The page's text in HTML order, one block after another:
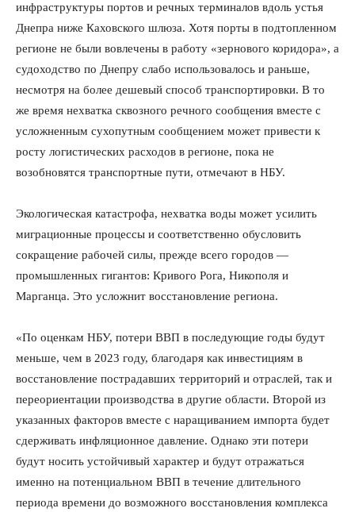
КавПолит
ПОДПИСАТЬСЯ СЕЙЧАС
О нас
инфраструктуры портов и речных терминалов вдоль устья
Днепра ниже Каховского шлюза. Хотя порты в подтопленном
регионе не были вовлечены в работу «зернового коридора», а
судоходство по Днепру слабо использовалось и раньше,
несмотря на более дешевый способ транспортировки. В то
же время нехватка сквозного речного сообщения вместе с
усложненным сухопутным сообщением может привести к
росту логистических расходов в регионе, пока не
возобновятся транспортные пути, отмечают в НБУ.
Экологическая катастрофа, нехватка воды может усилить
миграционные процессы и соответственно обусловить
сокращение рабочей силы, прежде всего городов —
промышленных гигантов: Кривого Рога, Никополя и
Марганца. Это усложнит восстановление региона.
«По оценкам НБУ, потери ВВП в последующие годы будут
меньше, чем в 2023 году, благодаря как инвестициям в
восстановление пострадавших территорий и отраслей, так и
переориентации производства в другие области. Второй из
указанных факторов вместе с наращиванием импорта будет
сдерживать инфляционное давление. Однако эти потери
будут носить устойчивый характер и будут отражаться
именно на потенциальном ВВП в течение длительного
периода времени до возможного восстановления комплекса